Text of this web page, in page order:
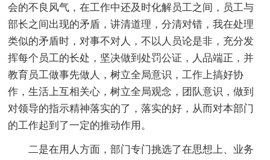
会的不良风气，在工作中还及时化解员工之间，员工与
部长之间出现的矛盾，讲清道理，分清对错，我在处理
类似的矛盾时，对事不对人，不以人员论是非，充分发
挥每个员工的长处，坚决做到处罚公证，人品端正，并
教育员工做事先做人，树立全局意识，工作上搞好协
作，生活上互相关心，树立全局观念，团队意识，做到
对领导的指示精神落实的了，落实的好，从而对本部门
的工作起到了一定的推动作用。
二是在用人方面，部门专门挑选了在思想上、业务